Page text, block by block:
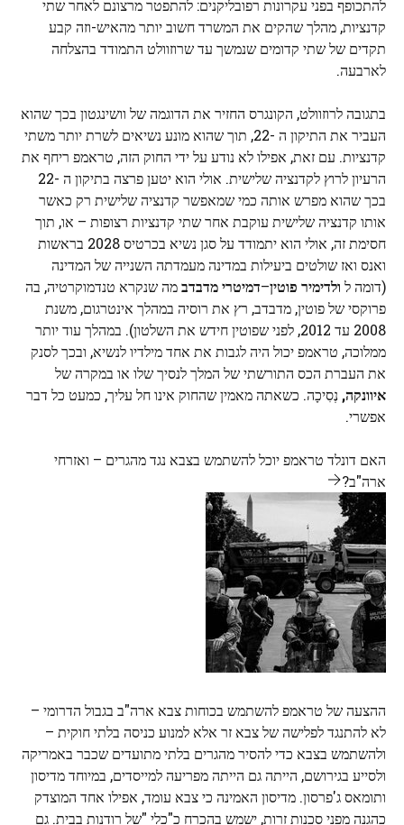
להתכופף בפני עקרונות רפובליקנים: להתפטר מרצונם לאחר שתי
קדנציות, מהלך שהקים את המשרד חשוב יותר מהאיש-וזה קבע
תקדים של שתי קדומים שנמשך עד שרוזוולט התמודד בהצלחה
לארבעה.
בתגובה לרוזוולט, הקונגרס החזיר את הדוגמה של וושינגטון בכך שהוא
העביר את התיקון ה -22, תוך שהוא מונע נשיאים לשרת יותר משתי
קדנציות. עם זאת, אפילו לא נודע על ידי החוק הזה, טראמפ ריחף את
הרעיון לרוץ לקדנציה שלישית. אולי הוא יטען פרצה בתיקון ה -22
בכך שהוא מפרש אותה כמי שמאפשר קדנציה שלישית רק כאשר
אותו קדנציה שלישית עוקבת אחר שתי קדנציות רצופות – או, תוך
חסימת זה, אולי הוא יתמודד על סגן נשיא בכרטיס 2028 בראשות
ואנס ואז שולטים ביעילות במדינה מעמדתה השנייה של המדינה
(דומה ל ולדימיר פוטין–דמיטרי מדבדבמה שנקרא טנדמוקרטיה, בה
פרוקסי של פוטין, מדבדב, רץ את רוסיה במהלך אינטרגום, משנת
2008 עד 2012, לפני שפוטין חידש את השלטון). במהלך עוד יותר
ממלוכה, טראמפ יכול היה לגבות את אחד מילדיו לנשיא, ובכך לסנק
את העברת הכס התורשתי של המלך לנסיך שלו או במקרה של
איוונקה, נְסִיכָה. כשאתה מאמין שהחוק אינו חל עליך, כמעט כל דבר
אפשרי.
האם דונלד טראמפ יוכל להשתמש בצבא נגד מהגרים – ואזרחי
ארה"ב?
ההצעה של טראמפ להשתמש בכוחות צבא ארה"ב בגבול הדרומי –
לא להתנגד לפלישה של צבא זר אלא למנוע כניסה בלתי חוקית –
ולהשתמש בצבא כדי להסיר מהגרים בלתי מתועדים שכבר באמריקה
ולסייע בגירושם, הייתה גם הייתה מפריעה למייסדים, במיוחד מדיסון
ותומאס ג'פרסון. מדיסון האמינה כי צבא עומד, אפילו אחד המוצדק
כהגנה מפני סכנות זרות, ישמש בהכרח כ"כלי "של רודנות בבית. גם